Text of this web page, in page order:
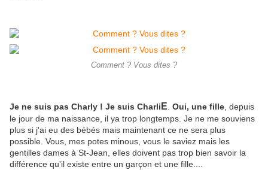
Comment ? Vous dites ?
Je ne suis pas Charly ! Je suis Charli E Oui, une fille , depuis
le jour de ma naissance, il ya trop longtemps. Je ne me souviens
plus si j'ai eu des bébés mais maintenant ce ne sera plus
possible. Vous, mes potes minous, vous le saviez mais les
gentilles dames à St-Jean, elles doivent pas trop bien savoir la
différence qu'il existe entre un garçon et une fille...